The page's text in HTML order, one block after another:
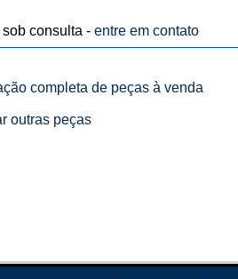
consulta - entre em contato
completa de peças à venda
outras peças